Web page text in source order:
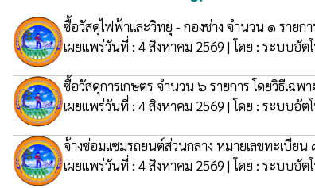
ซื้อวัสดุไฟฟ้าเเละวิทยุ - กองช่าง จำนวน ๑ รายกา
เผยแพร่วันที่ : 4 สิงหาคม 2569 | โดย : ระบบอัต
ซื้อวัสดุการเกษตร จำนวน ๖ รายการ โดยวิธีเฉพา
เผยแพร่วันที่ : 4 สิงหาคม 2569 | โดย : ระบบอัต
จ้างซ่อมเเซมรถยนต์ส่วนกลาง หมายเลขทะเบี
เผยแพร่วันที่ : 4 สิงหาคม 2569 | โดย : ระบบอัต